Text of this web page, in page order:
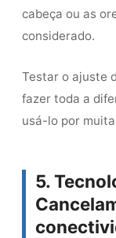
cabeça ou as
considerado.
Testar o ajuste
fazer toda a
usá-lo por
5.